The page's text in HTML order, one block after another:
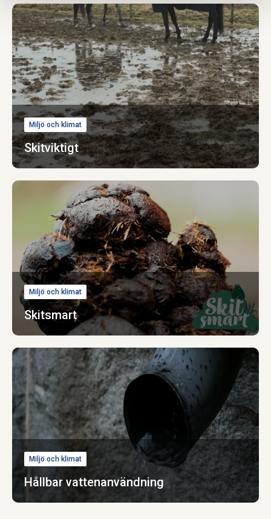
Miljö och klimat
Skitviktigt
Miljö och klimat
Skitsmart
Miljö och klimat
Hållbar vattenanvändning